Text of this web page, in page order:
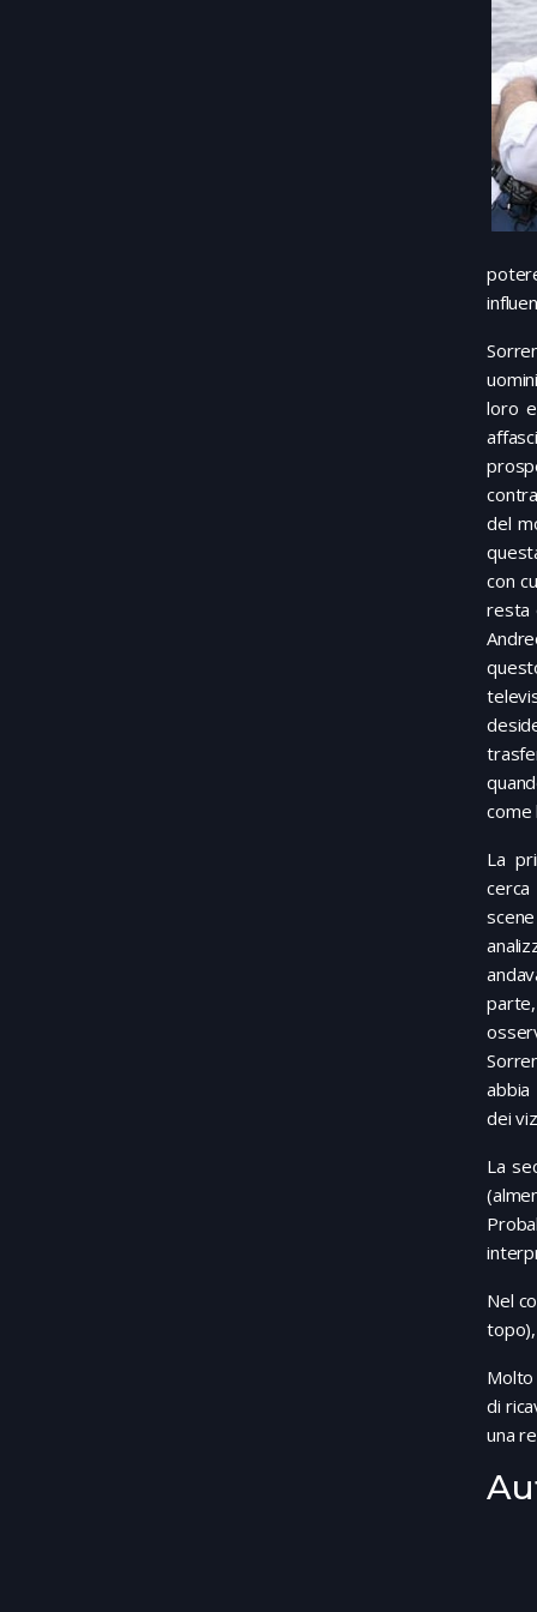
loro
del
con
resta
come
La
dei
La
Nel
di
una